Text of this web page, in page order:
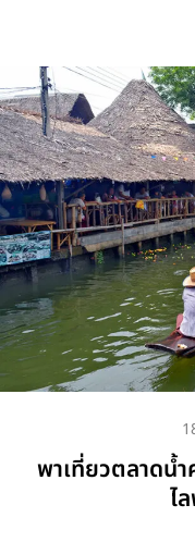
พาเที่ยวตลาดน้
ไ